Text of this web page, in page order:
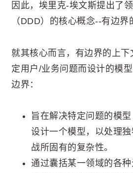
因此，埃里克-埃文斯提出了
（DDD）的核心概念--有边界
就其核心而言，有边界的上
定用户/业务问题而设计的模
边界：
旨在解决特定问题的模
设计一个模型，以处理
战所固有的复杂性。
通过囊括某一领域的各